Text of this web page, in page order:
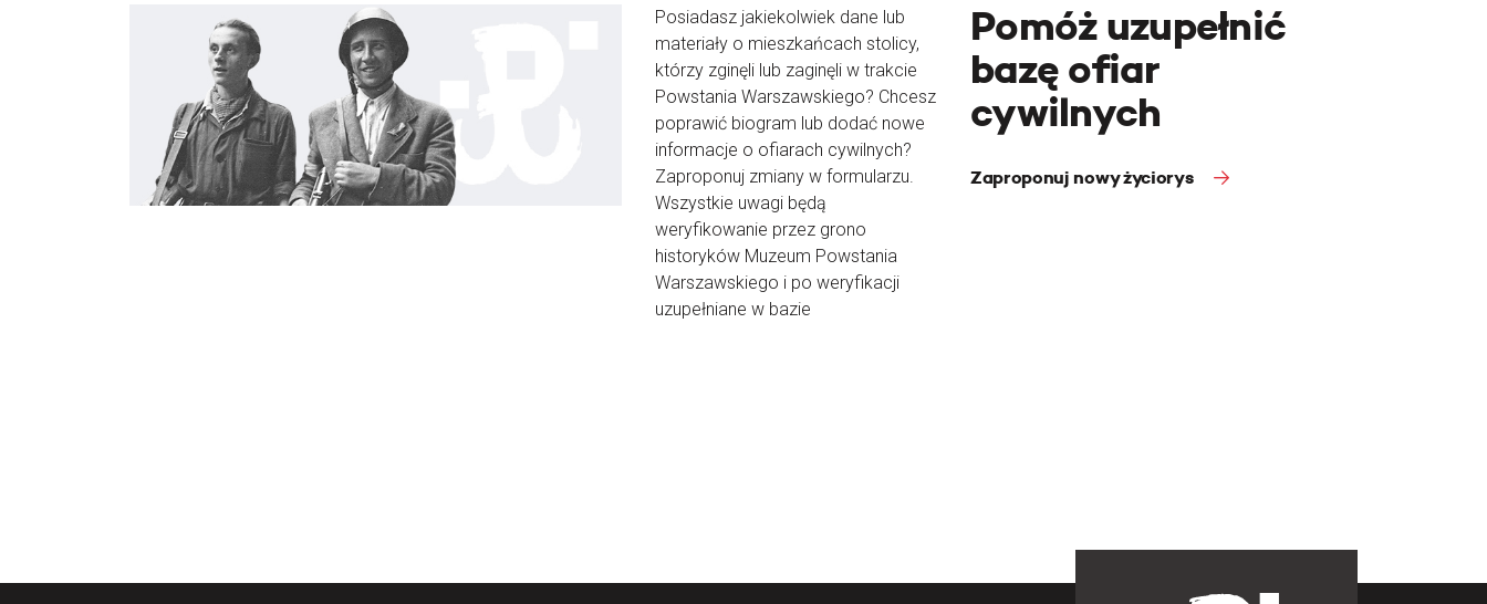
Posiadasz jakiekolwiek dane lub
materiały o mieszkańcach stolicy,
którzy zginęli lub zaginęli w trakcie
Powstania Warszawskiego? Chcesz
poprawić biogram lub dodać nowe
informacje o ofiarach cywilnych?
Zaproponuj zmiany w formularzu.
Wszystkie uwagi będą
weryfikowanie przez grono
historyków Muzeum Powstania
Warszawskiego i po weryfikacji
uzupełniane w bazie
Pomóż uzupełnić
bazę ofiar
cywilnych
Zaproponuj nowy życiorys